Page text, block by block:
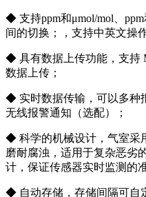
◆ 支持ppm和μmol/mol、
间的切换；，支持中英文操
◆ 具有数据上传功能，支持
数据上传；
◆ 实时数据传输，可以多种
无线报警通知（选配）；
◆ 科学的机械设计，气室采
磨耐腐浊，适用于复杂恶劣
计，保证传感器实时监测的
◆ 自动存储，存储间隔可自